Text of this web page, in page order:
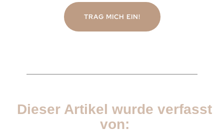
TRAG MICH EIN!
Dieser Artikel wurde verfasst
von: